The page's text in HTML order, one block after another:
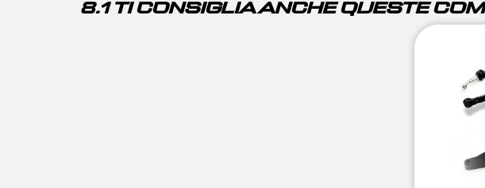
8.1 TI CONSIGLIA ANCHE QUESTE